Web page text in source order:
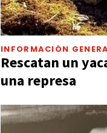
INFORMACIÓN
Rescatan un
una represa